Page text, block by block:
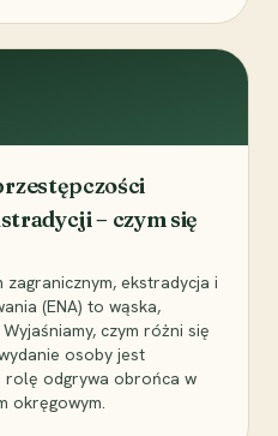
– czym się
ekstradycja i
(ENA) to wąska,
czym różni się
osoby jest
rolę odgrywa obrońca w
okręgowym.